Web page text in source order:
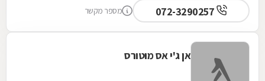
מספר מקשר
אן ג'י אס מוטורס